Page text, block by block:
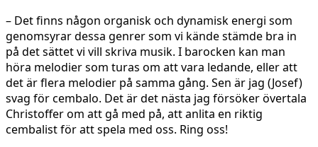
– Det finns någon organisk och dynamisk energi som
genomsyrar dessa genrer som vi kände stämde bra in
på det sättet vi vill skriva musik. I barocken kan man
höra melodier som turas om att vara ledande, eller att
det är flera melodier på samma gång. Sen är jag (Josef)
svag för cembalo. Det är det nästa jag försöker övertala
Christoffer om att gå med på, att anlita en riktig
cembalist för att spela med oss. Ring oss!